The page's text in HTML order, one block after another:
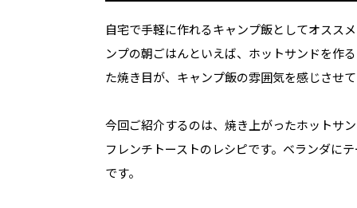
自宅で手軽に作れるキャンプ飯としてオスス
ンプの朝ごはんといえば、ホットサンドを作
た焼き目が、キャンプ飯の雰囲気を感じさせ
今回ご紹介するのは、焼き上がったホットサ
フレンチトーストのレシピです。ベランダに
です。